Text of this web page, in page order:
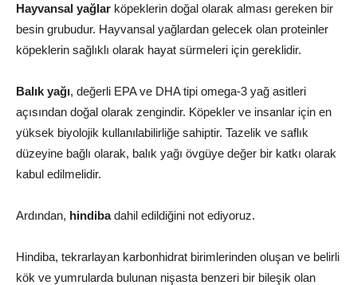
Hayvansal yağlar köpeklerin doğal olarak alması gereken bir
besin grubudur. Hayvansal yağlardan gelecek olan proteinler
köpeklerin sağlıklı olarak hayat sürmeleri için gereklidir.
Balık yağı, değerli EPA ve DHA tipi omega-3 yağ asitleri
açısından doğal olarak zengindir. Köpekler ve insanlar için en
yüksek biyolojik kullanılabilirliğe sahiptir. Tazelik ve saflık
düzeyine bağlı olarak, balık yağı övgüye değer bir katkı olarak
kabul edilmelidir.
Ardından, hindibadahil edildiğini not ediyoruz.
Hindiba, tekrarlayan karbonhidrat birimlerinden oluşan ve belirli
kök ve yumrularda bulunan nişasta benzeri bir bileşik olan